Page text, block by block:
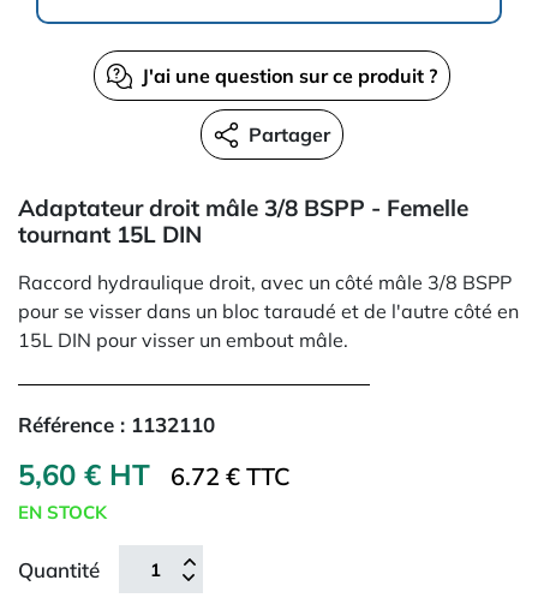
J'ai une question sur ce produit ?
Partager
Adaptateur droit mâle 3/8 BSPP - Femelle
tournant 15L DIN
Raccord hydraulique droit, avec un côté mâle 3/8 BSPP
pour se visser dans un bloc taraudé et de l'autre côté en
15L DIN pour visser un embout mâle.
Référence : 1132110
5,60 € HT 6.72 € TTC
EN STOCK
Quantité